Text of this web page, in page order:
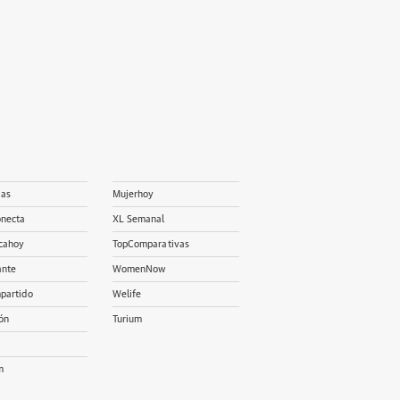
Mujerhoy
XL Semanal
TopComparativas
WomenNow
Welife
Turium